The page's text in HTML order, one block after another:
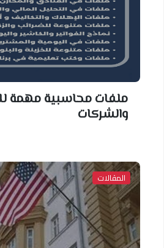
ملفات محاسبية مهمة
والشركات
المقالات